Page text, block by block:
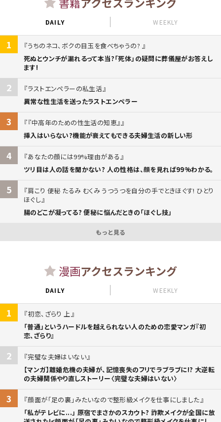
DAILY WEEKLY
1
うちのネコ、ボクの目玉を食べちゃうの?
死ぬとウンチが漏れるって本当?「死体」の疑問に葬儀屋がお答えし
ます!
2
ラストエンペラーの私生活
異常な性生活を送ったラストエンペラー
3
『中高年のための性生活の知恵』
挿入はいらない?機能が衰えてもできる夫婦生活の新しい形
4
あなたの顔には99%理由がある
ツリ目は人の話を聞かない? 人の性格は、顔を見れば99%わかる。
5
肩こり 便秘 たるみ むくみ うつうつを自分の手でときほぐす! ひとり
ほぐし
腸のどこが凝ってる? 便秘に悩んだときの「ほぐし技」
もっと見る
漫画アクセスランキング
DAILY WEEKLY
1
初恋、ざらり 上
「普通」というハードルを越えられない人のための恋愛マンガ『初
恋、ざらり』
2
完璧な夫婦はいない
【マンガ】離婚危機の夫婦が、記憶喪失のフリでラブラブに!? 大逆転
の夫婦関係やり直しストーリー〈完璧な夫婦はいない〉
3
顔面が「足の裏」みたいなので整形級メイクを仕事にしました
「私がテレビに...」 原宿でまさかのスカウト? 詐欺メイクが全国に放